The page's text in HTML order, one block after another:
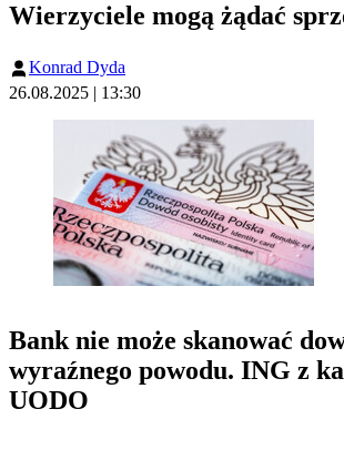
Wierzyciele mogą żądać
Konrad Dyda
26.08.2025 | 13:30
Bank nie może skanować
wyraźnego powodu. ING z
UODO